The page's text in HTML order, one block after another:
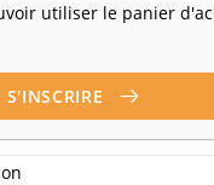
utiliser le panier
S'INSCRIRE